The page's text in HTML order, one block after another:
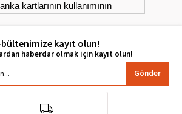
kartlarının kullanımının
sadece kartların konulacağı
kartlık cüzdan modelleri, küçük
Erkek kartlık deri cüzdanlar
ve farklı modelleriyle
ihtiyacını karşılamakta hem
bültenimize kayıt olun!
Gönder